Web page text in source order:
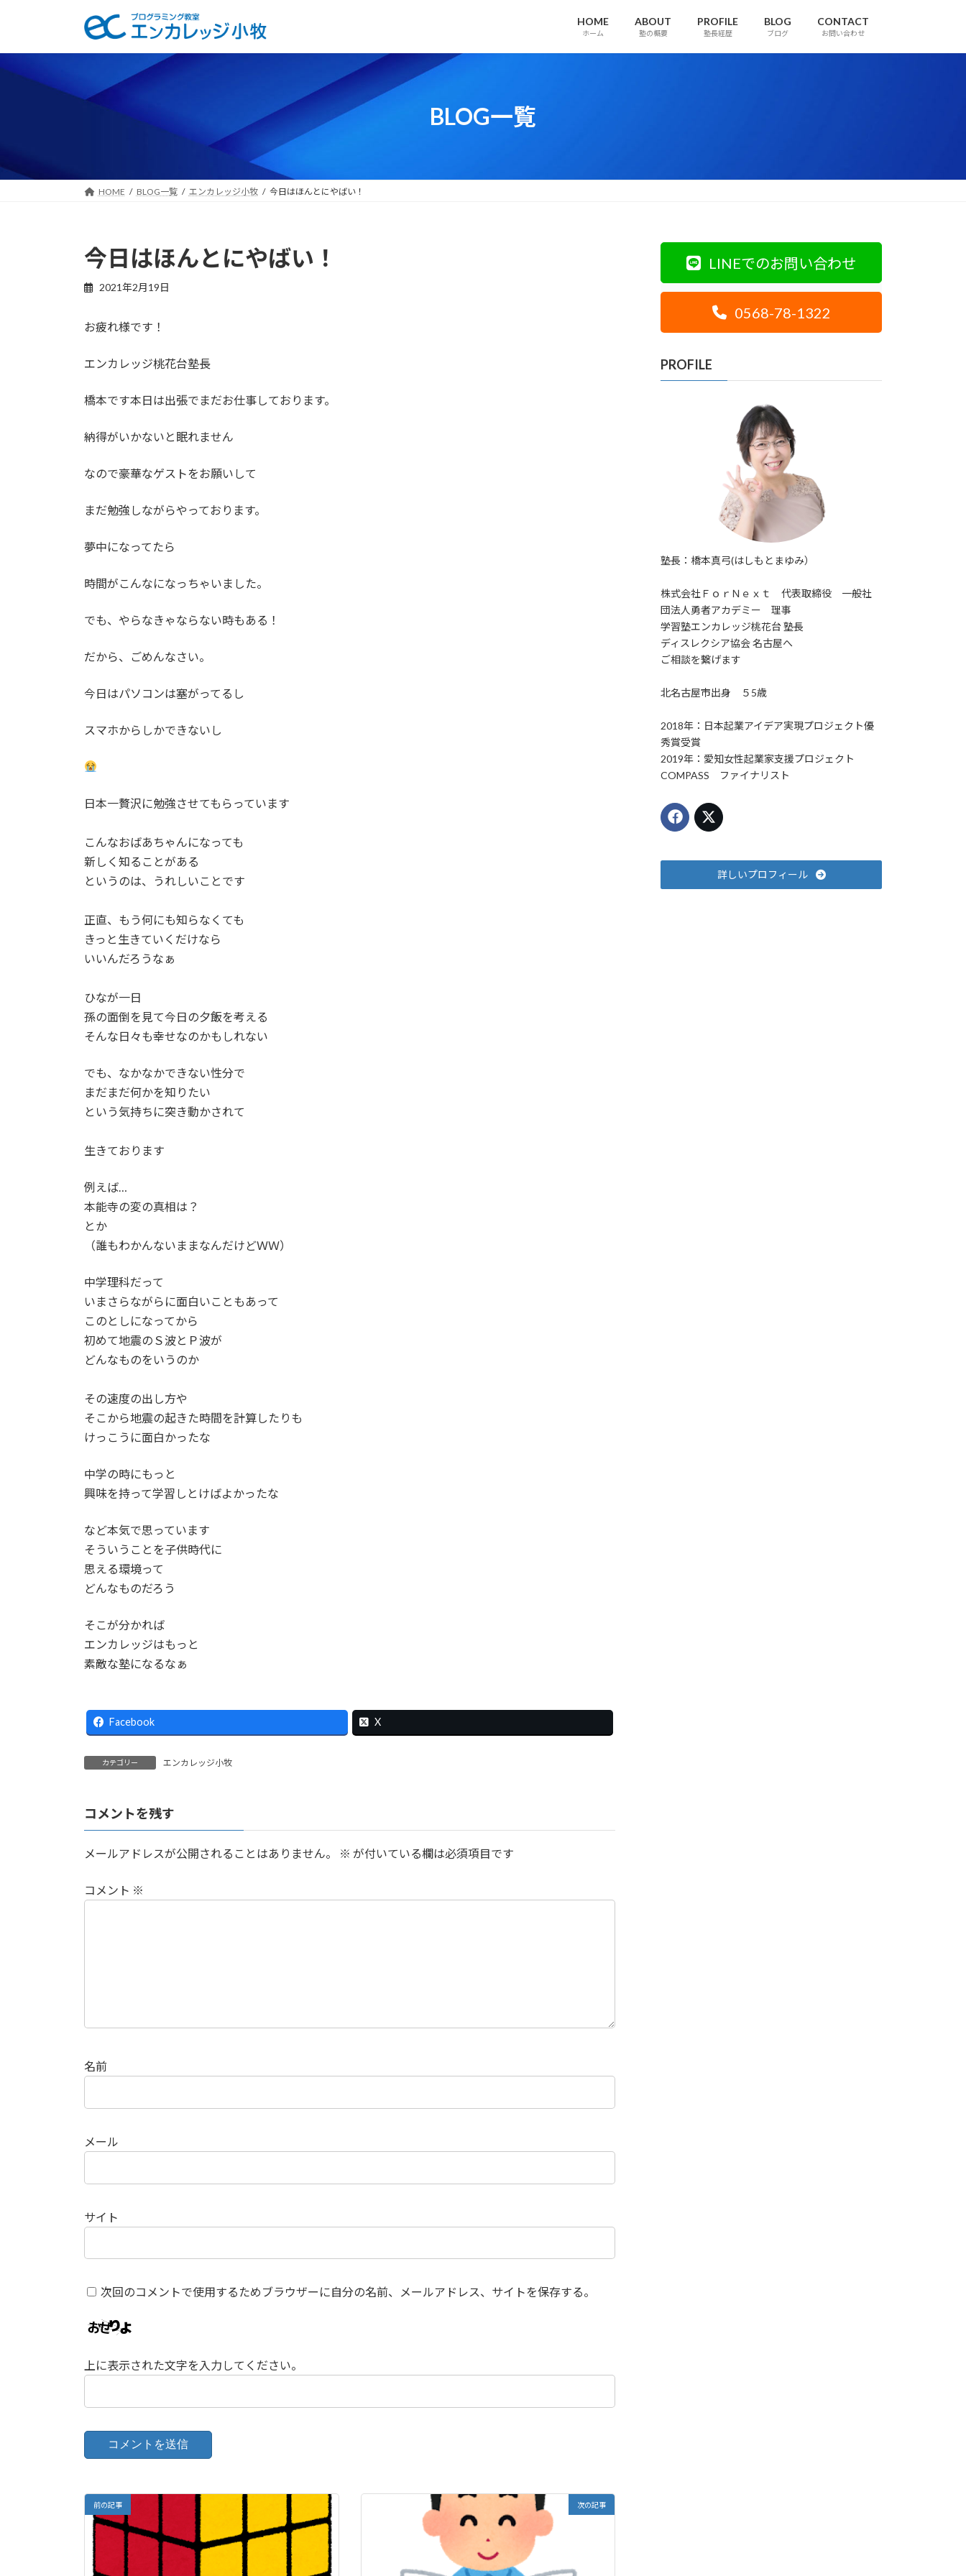
プ
動
HOME
ホーム
ABOUT
塾の概要
PROFILE
塾長経歴
BLOG
ブログ
CONTACT
お問い合わせ
BLOG一覧
HOME BLOG一覧 エンカレッジ小牧 今日はほんとにやばい！
今日はほんとにやばい！
2021年2月19日
お疲れ様です！
エンカレッジ桃花台塾長
橋本です本日は出張でまだお仕事しております。
納得がいかないと眠れません
なので豪華なゲストをお願いして
まだ勉強しながらやっております。
夢中になってたら
時間がこんなになっちゃいました。
でも、やらなきゃならない時もある！
だから、ごめんなさい。
今日はパソコンは塞がってるし
スマホからしかできないし
日本一贅沢に勉強させてもらっています
こんなおばあちゃんになっても
新しく知ることがある
というのは、うれしいことです
正直、もう何にも知らなくても
きっと生きていくだけなら
いいんだろうなぁ
ひなが一日
孫の面倒を見て今日の夕飯を考える
そんな日々も幸せなのかもしれない
でも、なかなかできない性分で
まだまだ何かを知りたい
という気持ちに突き動かされて
生きております
例えば…
本能寺の変の真相は？
とか
（誰もわかんないままなんだけどＷＷ）
中学理科だって
いまさらながらに面白いこともあって
このとしになってから
初めて地震のＳ波とＰ波が
どんなものをいうのか
その速度の出し方や
そこから地震の起きた時間を計算したりも
けっこうに面白かったな
中学の時にもっと
興味を持って学習しとけばよかったな
など本気で思っています
そういうことを子供時代に
思える環境って
どんなものだろう
そこが分かれば
エンカレッジはもっと
素敵な塾になるなぁ
Facebook X
カテゴリー エンカレッジ小牧
コメントを残す
メールアドレスが公開されることはありません。 ※ が付いている欄は必須項目です
コメント ※
名前
メール
サイト
次回のコメントで使用するためブラウザーに自分の名前、メールアドレス、サイトを保存する。
上に表示された文字を入力してください。
前の記事 次の記事
LINEでのお問い合わせ
0568-78-1322
PROFILE
塾長：橋本真弓(はしもとまゆみ）
株式会社ＦｏｒＮｅｘｔ 代表取締役 一般社
団法人勇者アカデミー 理事
学習塾エンカレッジ桃花台 塾長
ディスレクシア協会 名古屋へ
ご相談を繋げます
北名古屋市出身 ５5歳
2018年：日本起業アイデア実現プロジェクト優
秀賞受賞
2019年：愛知女性起業家支援プロジェクト
COMPASS ファイナリスト
詳しいプロフィール